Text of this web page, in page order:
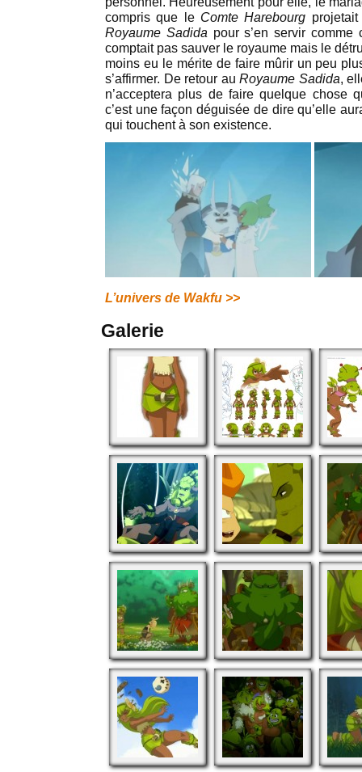
compris que le Comte Harebourg
Royaume Sadida pour s’en servir
comptait pas sauver le royaume mais le
moins eu le mérite de faire mûrir un peu
s’affirmer. De retour auRoyaume Sadida,
n’acceptera plus de faire quelque chose
c’est une façon déguisée de dire qu’elle
qui touchent à son existence.
L’univers de Wakfu >>
Galerie